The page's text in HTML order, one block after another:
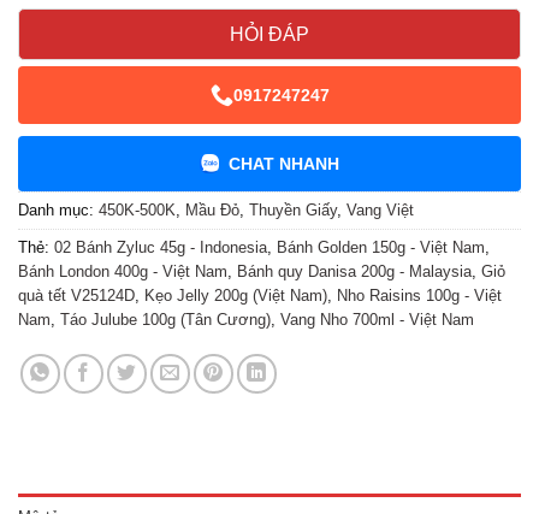
HỎI ĐÁP
0917247247
CHAT NHANH
Danh mục: 450K-500K, Mầu Đỏ, Thuyền Giấy, Vang Việt
Thẻ: 02 Bánh Zyluc 45g - Indonesia, Bánh Golden 150g - Việt Nam,
Bánh London 400g - Việt Nam, Bánh quy Danisa 200g - Malaysia, Giỏ
quà tết V25124D, Kẹo Jelly 200g (Việt Nam), Nho Raisins 100g - Việt
Nam, Táo Julube 100g (Tân Cương), Vang Nho 700ml - Việt Nam